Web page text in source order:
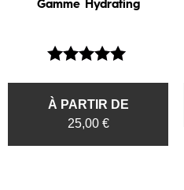
Gamme Hydrating
sur 5
À PARTIR DE
25,00 €